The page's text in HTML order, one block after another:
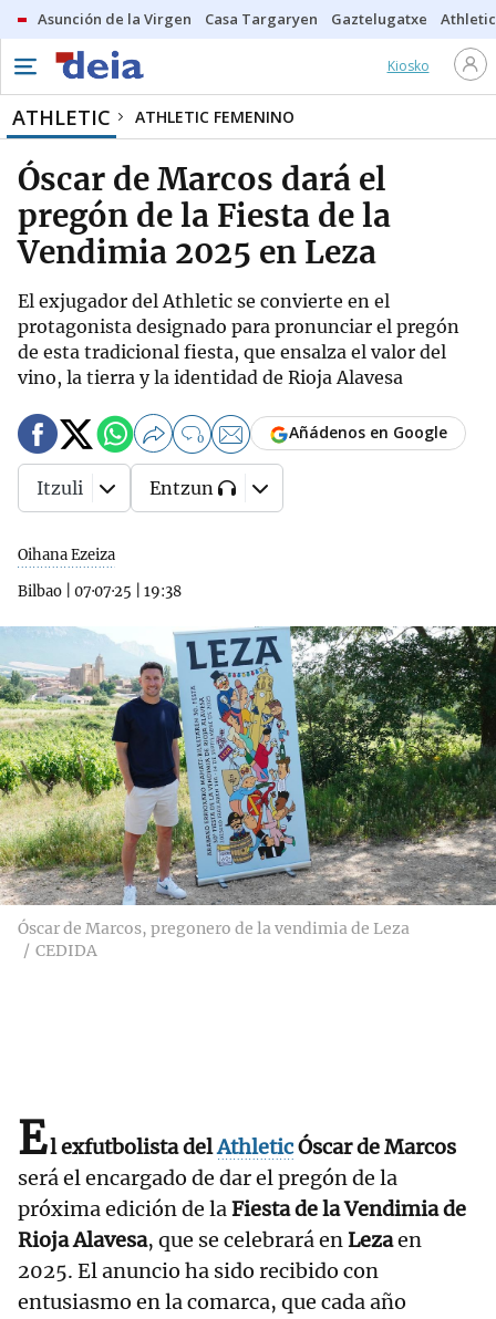
Asunción de la Virgen Casa Targaryen Gaztelugatxe Athletic
Kiosko
ATHLETIC ATHLETIC FEMENINO
Óscar de Marcos dará el
pregón de la Fiesta de la
Vendimia 2025 en Leza
El exjugador del Athletic se convierte en el
protagonista designado para pronunciar el pregón
de esta tradicional fiesta, que ensalza el valor del
vino, la tierra y la identidad de Rioja Alavesa
Oihana Ezeiza
Bilbao
07·07·25 19:38
0 Añádenos en Google
Itzuli Entzun
Óscar de Marcos, pregonero de la vendimia de Leza
CEDIDA
El exfutbolista delAthleticÓscar de Marcos
será el encargado de dar el pregón de la
próxima edición de laFiesta de la Vendimia de
Rioja Alavesa, que se celebrará enLezaen
2025. El anuncio ha sido recibido con
entusiasmo en la comarca, que cada año